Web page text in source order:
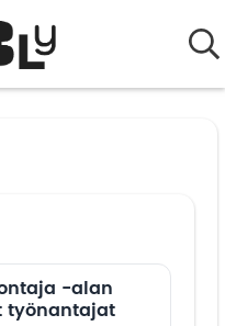
-alan
työnantajat